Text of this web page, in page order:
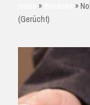
» »
(Gerücht)